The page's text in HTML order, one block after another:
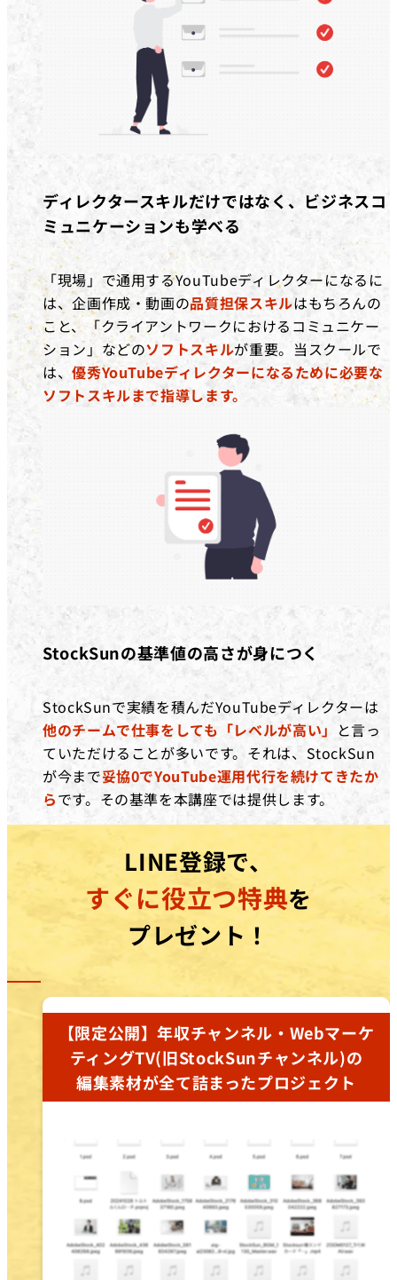
ディレクタースキルだけではなく、ビジネスコ
ミュニケーションも学べる
「現場」で通用するYouTubeディレクターになるに
は、企画作成・動画の品質担保スキルはもちろんの
こと、「クライアントワークにおけるコミュニケー
ション」などのソフトスキルが重要。当スクールで
は、優秀YouTubeディレクターになるために必要な
ソフトスキルまで指導します。
StockSunの基準値の高さが身につく
StockSunで実績を積んだYouTubeディレクターは
他のチームで仕事をしても「レベルが高い」 と言っ
ていただけることが多いです。それは、StockSun
が今まで妥協0でYouTube運用代行を続けてきたか
らです。その基準を本講座では提供します。
LINE登録で、
すぐに役立つ特典を
プレゼント！
【限定公開】年収チャンネル・Webマーケ
ティングTV(旧StockSunチャンネル)の
編集素材が全て詰まったプロジェクト